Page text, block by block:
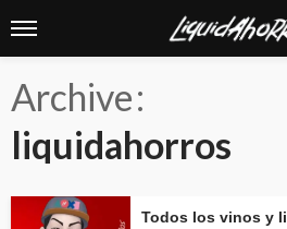
Archive
liquidahorros
Todos los vinos y